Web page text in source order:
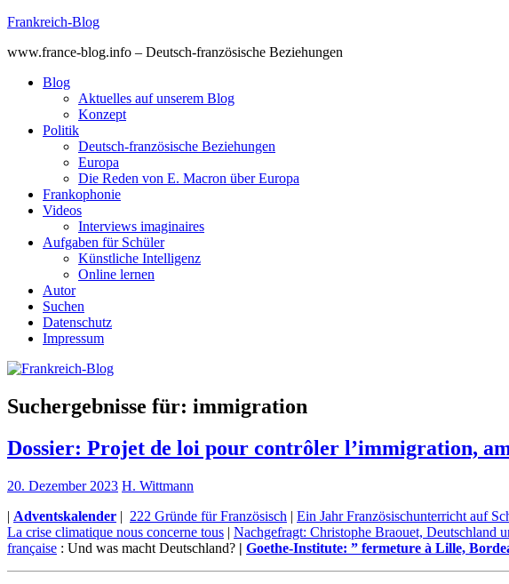
Skip
content
Frankreich-Blog
www.france-blog.info – Deutsch-französische Beziehungen
Blog
Aktuelles auf unserem Blog
Konzept
Politik
Deutsch-französische Beziehungen
Europa
Die Reden von E. Macron über Europa
Frankophonie
Videos
Interviews imaginaires
Aufgaben für Schüler
Künstliche Intelligenz
Online lernen
Autor
Suchen
Datenschutz
Impressum
Suchergebnisse für: immigration
Dossier: Projet de loi pour contrôler l’immigration,
20. Dezember 2023 H. Wittmann
| Adventskalender | 222 Gründe für Französisch | Ein Jahr Französischunterricht auf
La crise climatique nous concerne tous | Nachgefragt: Christophe Braouet, Deutschland
française : Und was macht Deutschland? | Goethe-Institute: ” fermeture à Lille,